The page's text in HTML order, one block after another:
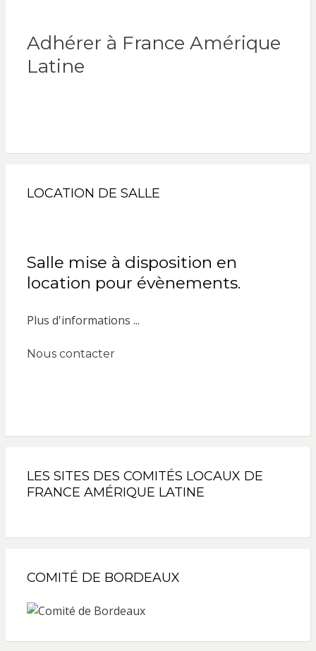
Adhérer à France Amérique
Latine
LOCATION DE SALLE
Salle mise à disposition en
location pour évènements.
Plus d'informations ...
Nous contacter
LES SITES DES COMITÉS LOCAUX DE
FRANCE AMÉRIQUE LATINE
COMITÉ DE BORDEAUX